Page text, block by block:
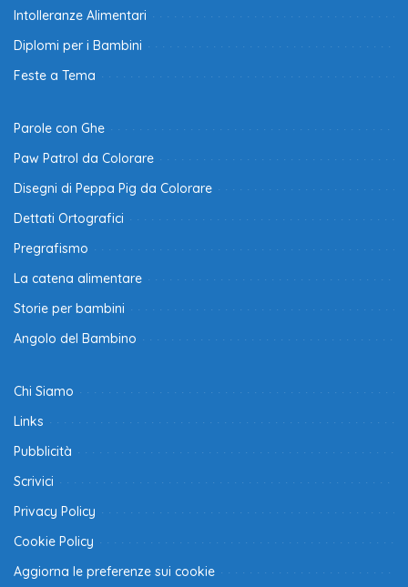
Intolleranze Alimentari
Diplomi per i Bambini
Feste a Tema
Parole con Ghe
Paw Patrol da Colorare
Disegni di Peppa Pig da Colorare
Dettati Ortografici
Pregrafismo
La catena alimentare
Storie per bambini
Angolo del Bambino
Chi Siamo
Links
Pubblicità
Scrivici
Privacy Policy
Cookie Policy
Aggiorna le preferenze sui cookie